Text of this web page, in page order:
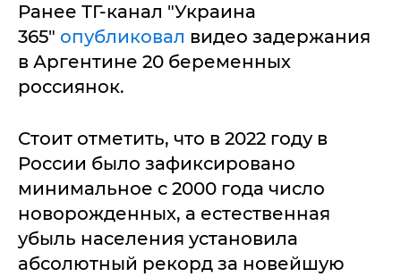
Ранее ТГ-канал "Украина
365" опубликовал видео задержания
в Аргентине 20 беременных
россиянок.
Стоит отметить, что в 2022 году в
России было зафиксировано
минимальное с 2000 года число
новорожденных, а естественная
убыль населения установила
абсолютный рекорд за новейшую